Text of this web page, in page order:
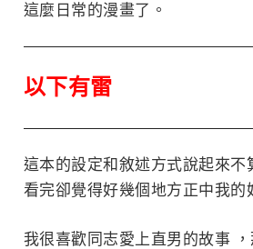
這麼日常的漫畫了。
以下有雷
這本的設定和敘述方式說起來不
看完卻覺得好幾個地方正中我
我很喜歡同志愛上直男的故事